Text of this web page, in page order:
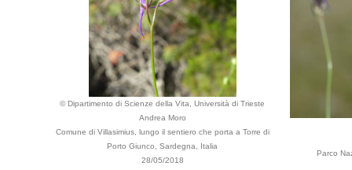
© Dipartimento di Scienze della Vita, Università di Trieste
Andrea Moro
Comune di Villasimius, lungo il sentiero che porta a Torre di
Porto Giunco, Sardegna, Italia
28/05/2018
Parco